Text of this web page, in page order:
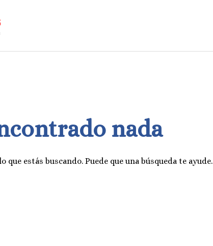
nada
que estás buscando. Puede que una búsqueda te ayude.